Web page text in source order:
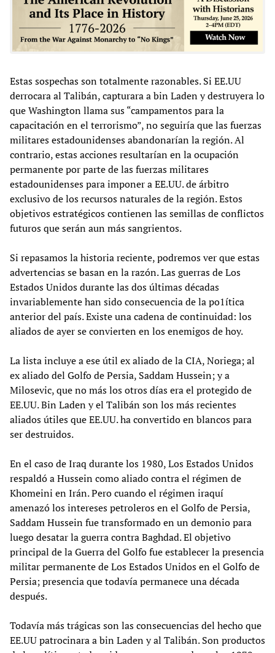
Estas sospechas son totalmente razonables. Si EE.UU
derrocara al Talibán, capturara a bin Laden y destruyera lo
que Washington llama sus “campamentos para la
capacitación en el terrorismo”, no seguiría que las fuerzas
militares estadounidenses abandonarían la región. Al
contrario, estas acciones resultarían en la ocupación
permanente por parte de las fuerzas militares
estadounidenses para imponer a EE.UU. de árbitro
exclusivo de los recursos naturales de la región. Estos
objetivos estratégicos contienen las semillas de conflictos
futuros que serán aun más sangrientos.
Si repasamos la historia reciente, podremos ver que estas
advertencias se basan en la razón. Las guerras de Los
Estados Unidos durante las dos últimas décadas
invariablemente han sido consecuencia de la po1ítica
anterior del país. Existe una cadena de continuidad: los
aliados de ayer se convierten en los enemigos de hoy.
La lista incluye a ese útil ex aliado de la CIA, Noriega; al
ex aliado del Golfo de Persia, Saddam Hussein; y a
Milosevic, que no más los otros días era el protegido de
EE.UU. Bin Laden y el Talibán son los más recientes
aliados útiles que EE.UU. ha convertido en blancos para
ser destruidos.
En el caso de Iraq durante los 1980, Los Estados Unidos
respaldó a Hussein como aliado contra el régimen de
Khomeini en Irán. Pero cuando el régimen iraquí
amenazó los intereses petroleros en el Golfo de Persia,
Saddam Hussein fue transformado en un demonio para
luego desatar la guerra contra Baghdad. El objetivo
principal de la Guerra del Golfo fue establecer la presencia
militar permanente de Los Estados Unidos en el Golfo de
Persia; presencia que todavía permanece una década
después.
Todavía más trágicas son las consecuencias del hecho que
EE.UU patrocinara a bin Laden y al Talibán. Son productos